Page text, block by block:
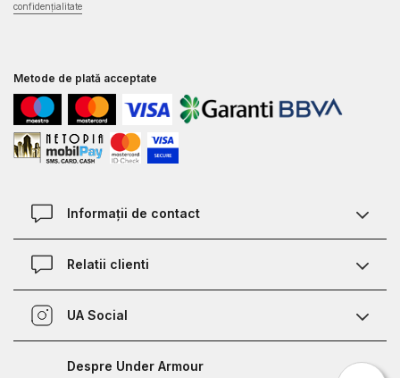
confidențialitate
Metode de plată acceptate
Informații de contact
Contact
Defineste marimea
Nota de informare prelucrare date competitii sportive
Relatii clienti
Termeni si conditii
Certificat garantie incaltaminte
UA Social
Despre Under Armour